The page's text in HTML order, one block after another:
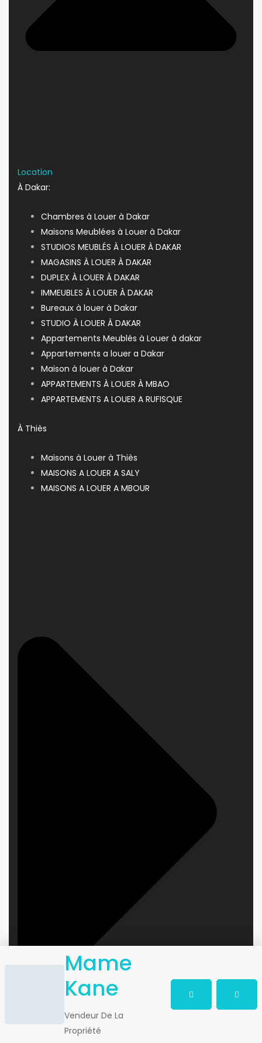
Location
À Dakar:
Chambres à Louer à Dakar
Maisons Meublées à Louer à Dakar
STUDIOS MEUBLÉS À LOUER À DAKAR
MAGASINS À LOUER À DAKAR
DUPLEX À LOUER À DAKAR
IMMEUBLES À LOUER À DAKAR
Bureaux à louer à Dakar
STUDIO À LOUER À DAKAR
Appartements Meublés à Louer à dakar
Appartements a louer a Dakar
Maison à louer à Dakar
APPARTEMENTS À LOUER À MBAO
APPARTEMENTS A LOUER A RUFISQUE
À Thiès
Maisons à Louer à Thiès
MAISONS A LOUER A SALY
MAISONS A LOUER A MBOUR
Mame
Kane
Vendeur De La
Propriété